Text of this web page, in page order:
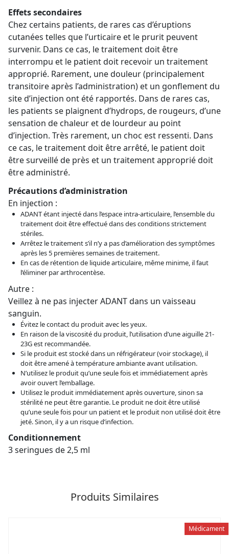
Effets secondaires
Chez certains patients, de rares cas d’éruptions
cutanées telles que l’urticaire et le prurit peuvent
survenir. Dans ce cas, le traitement doit être
interrompu et le patient doit recevoir un traitement
approprié. Rarement, une douleur (principalement
transitoire après l’administration) et un gonflement du
site d’injection ont été rapportés. Dans de rares cas,
les patients se plaignent d’hydrops, de rougeurs, d’une
sensation de chaleur et de lourdeur au point
d’injection. Très rarement, un choc est ressenti. Dans
ce cas, le traitement doit être arrêté, le patient doit
être surveillé de près et un traitement approprié doit
être administré.
Précautions d’administration
En injection :
ADANT étant injecté dans l’espace intra-articulaire, l’ensemble du
traitement doit être effectué dans des conditions strictement
stériles.
Arrêtez le traitement s’il n’y a pas d’amélioration des symptômes
après les 5 premières semaines de traitement.
En cas de rétention de liquide articulaire, même minime, il faut
l’éliminer par arthrocentèse.
Autre :
Veillez à ne pas injecter ADANT dans un vaisseau
sanguin.
Évitez le contact du produit avec les yeux.
En raison de la viscosité du produit, l’utilisation d’une aiguille 21-
23G est recommandée.
Si le produit est stocké dans un réfrigérateur (voir stockage), il
doit être amené à température ambiante avant utilisation.
N’utilisez le produit qu’une seule fois et immédiatement après
avoir ouvert l’emballage.
Utilisez le produit immédiatement après ouverture, sinon sa
stérilité ne peut être garantie. Le produit ne doit être utilisé
qu’une seule fois pour un patient et le produit non utilisé doit être
jeté. Sinon, il y a un risque d’infection.
Conditionnement
3 seringues de 2,5 ml
Produits Similaires
Médicament